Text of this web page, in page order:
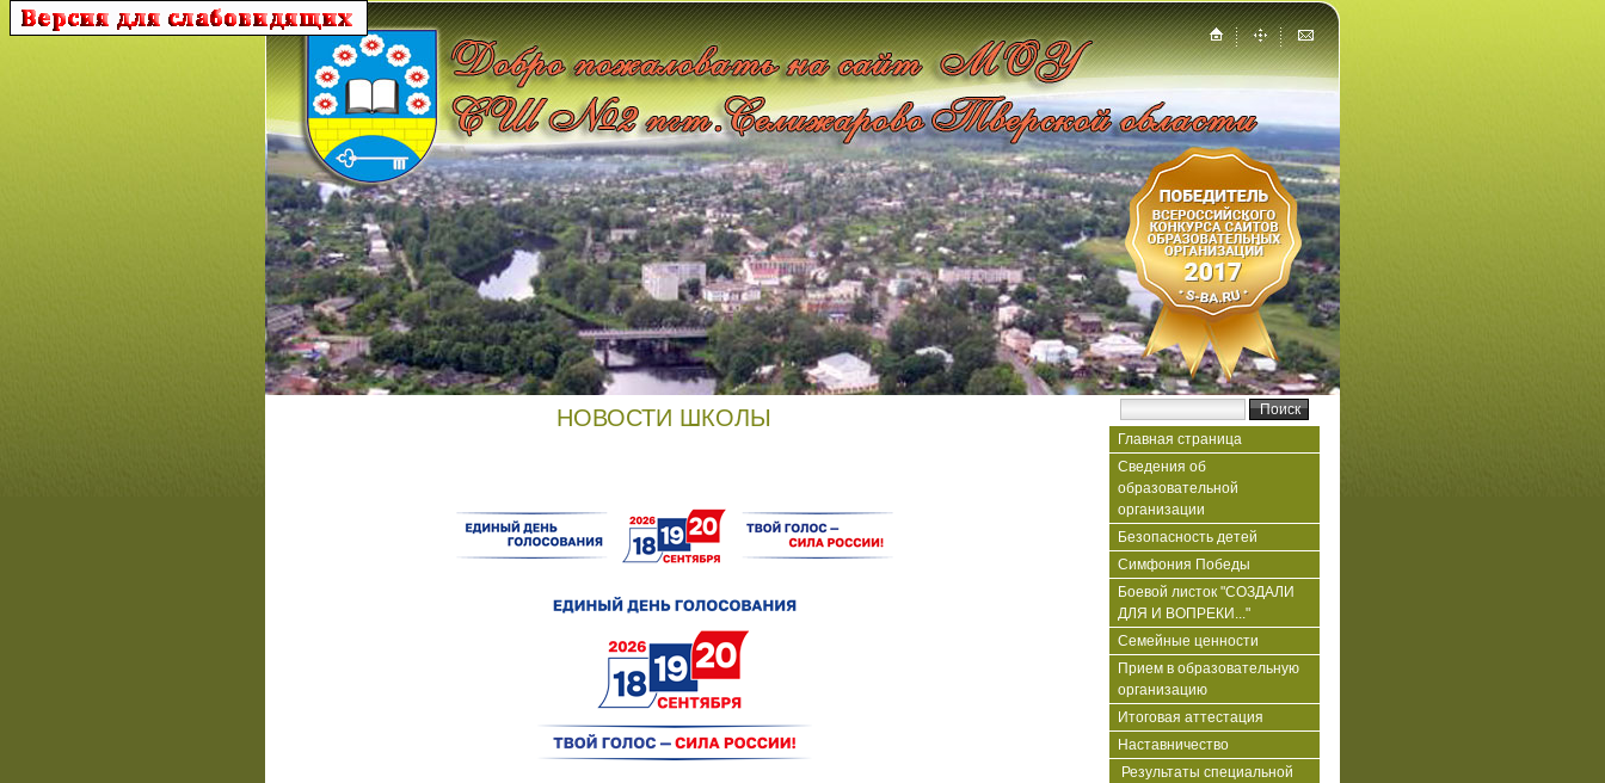
НОВОСТИ ШКОЛЫ
Главная страница
Сведения об
образовательной
организации
Безопасность детей
Симфония Победы
Боевой листок "СОЗДАЛИ
ДЛЯ И ВОПРЕКИ..."
Семейные ценности
Прием в образовательную
организацию
Итоговая аттестация
Наставничество
Результаты специальной